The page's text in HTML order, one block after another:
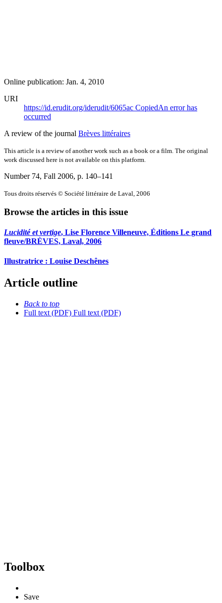
Online publication: Jan. 4, 2010
URI
https://id.erudit.org/iderudit/6065ac CopiedAn error has
occurred
A review of the journal Brèves littéraires
This article is a review of another work such as a book or a film. The original
work discussed here is not available on this platform.
Number 74, Fall 2006, p. 140–141
Tous droits réservés © Société littéraire de Laval, 2006
Browse the articles in this issue
Lucidité et vertige, Lise Florence Villeneuve, Éditions Le grand
fleuve/BRÈVES, Laval, 2006
Illustratrice : Louise Deschênes
Article outline
Back to top
Full text (PDF) Full text (PDF)
Toolbox
Save